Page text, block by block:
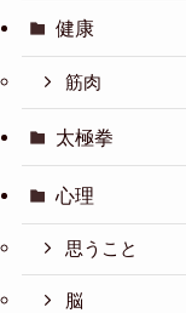
健康
筋肉
太極拳
心理
思うこと
脳